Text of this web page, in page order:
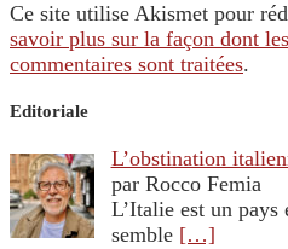
Ce site utilise Akismet pour
savoir plus sur la façon dont
commentaires sont traitées.
Editoriale
L’obstination
par Rocco Femia
L’Italie est un
semble […]